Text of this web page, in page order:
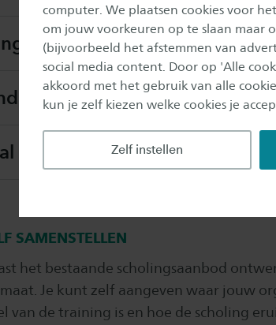
computer. We plaatsen cookies voor
om jouw voorkeuren op te slaan maar
(bijvoorbeeld het afstemmen van
social media content. Door op 'Alle
akkoord met het gebruik van alle
kun je zelf kiezen welke cookies je
Zelf instellen
Kind
en lezen
SAMENSTELLEN
het bestaande scholingsaanbod
Je kunt zelf aangeven waar jouw
van de training is en hoe de scholing